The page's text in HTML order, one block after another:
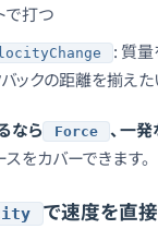
で打つ
: 質
ックの距離を揃え
なら Force 、一
をカバーできます。
で速度を直